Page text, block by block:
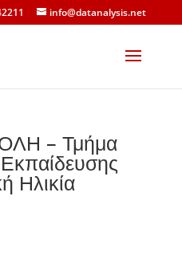
info@datanalysis.net
– Τμήμα
Ηλικία